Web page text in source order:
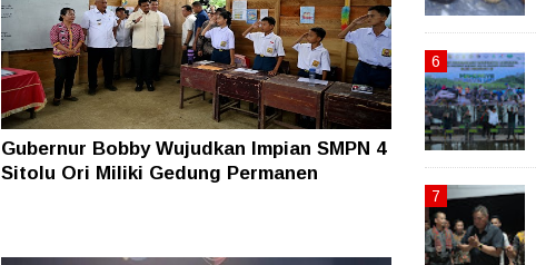
Gubernur Bobby Wujudkan Impian SMPN 4
Sitolu Ori Miliki Gedung Permanen